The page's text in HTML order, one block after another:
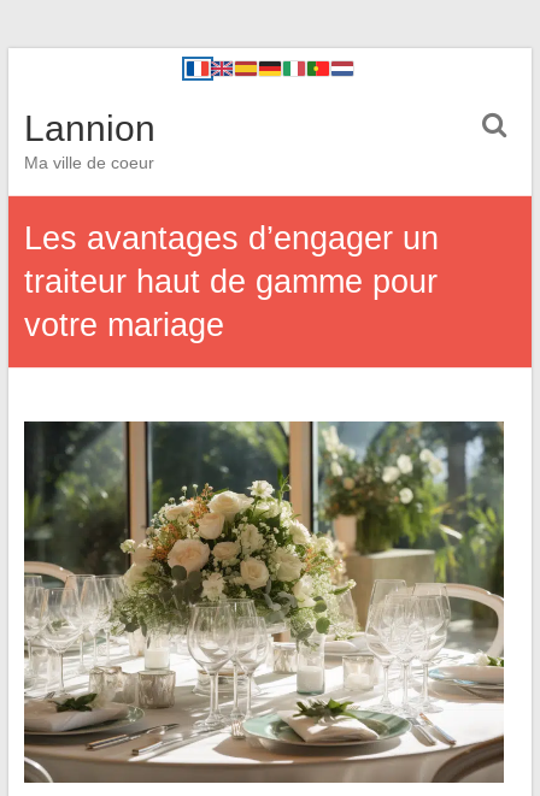
Lannion
Ma ville de coeur
Les avantages d’engager un
traiteur haut de gamme pour
votre mariage